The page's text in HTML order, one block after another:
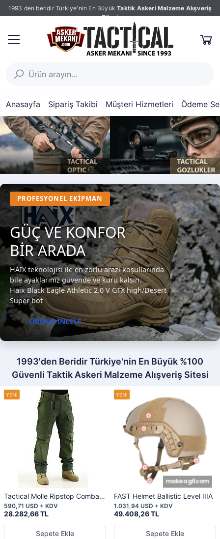
1993 den beridir Türkiye'nin En Büyük Taktik Askeri Malzeme Alışveriş
Sitesi
Anasayfa Sipariş Takibi Müşteri Hizmetleri Ödeme
PROFESYONEL EKIPMAN
GÜÇ VE KONFOR
BİR ARADA
HAIX teknolojisi ile en zorlu arazi koşullarında
bile ayaklarınız güvende ve kuru kalsın.
Haix Black Eagle Athletic 2.0 V GTX high/Desert
Süper bot
ÜRÜNÜ İNCELE
1993'den Beridir Türkiye'nin En Büyük %100
Güvenli Taktik Askeri Malzeme Alışveriş Sitesi
Tactical Molle Ripstop Combat
Pants Olive
28.282,66 TL
590,71 USD + KDV
Sepete Ekle
FAST Helmet Ballistic Level IIIA
49.408,26 TL
1.031,94 USD + KDV
Sepete Ekle